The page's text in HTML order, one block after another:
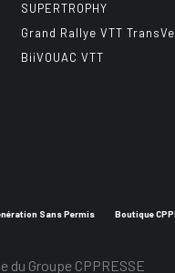
SUPERTROPHY
Grand Rallye VTT
BiiVOUAC VTT
Sans Permis Boutique
du Groupe CPPRESSE